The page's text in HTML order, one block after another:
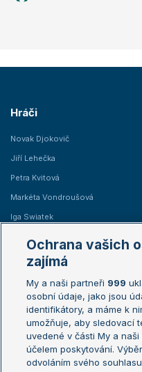
Hráči
Novak Djokovič
Jiří Lehečka
Petra Kvitová
Markéta Vondroušová
Iga Swiatek
Žebříčky
Žebříček ATP (muži)
Žebříček WTA (ženy)
Sázkařský žebříček
Ochrana vašich
zajímá
My a naši partneři 999
osobní údaje, jako jsou
identifikátory, a máme k
umožňuje, aby sledovací
uvedené v části My a
účelem poskytování.
odvoláním svého